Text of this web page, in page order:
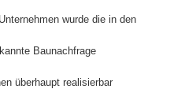
wurde die in den
Baunachfrage
überhaupt realisierbar